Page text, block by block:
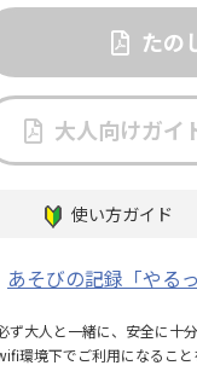
たの
大人向けガイ
使い方ガイド
あそびの記録「やるっ
ず大人と一緒に、安全に十
環境下でご利用になること